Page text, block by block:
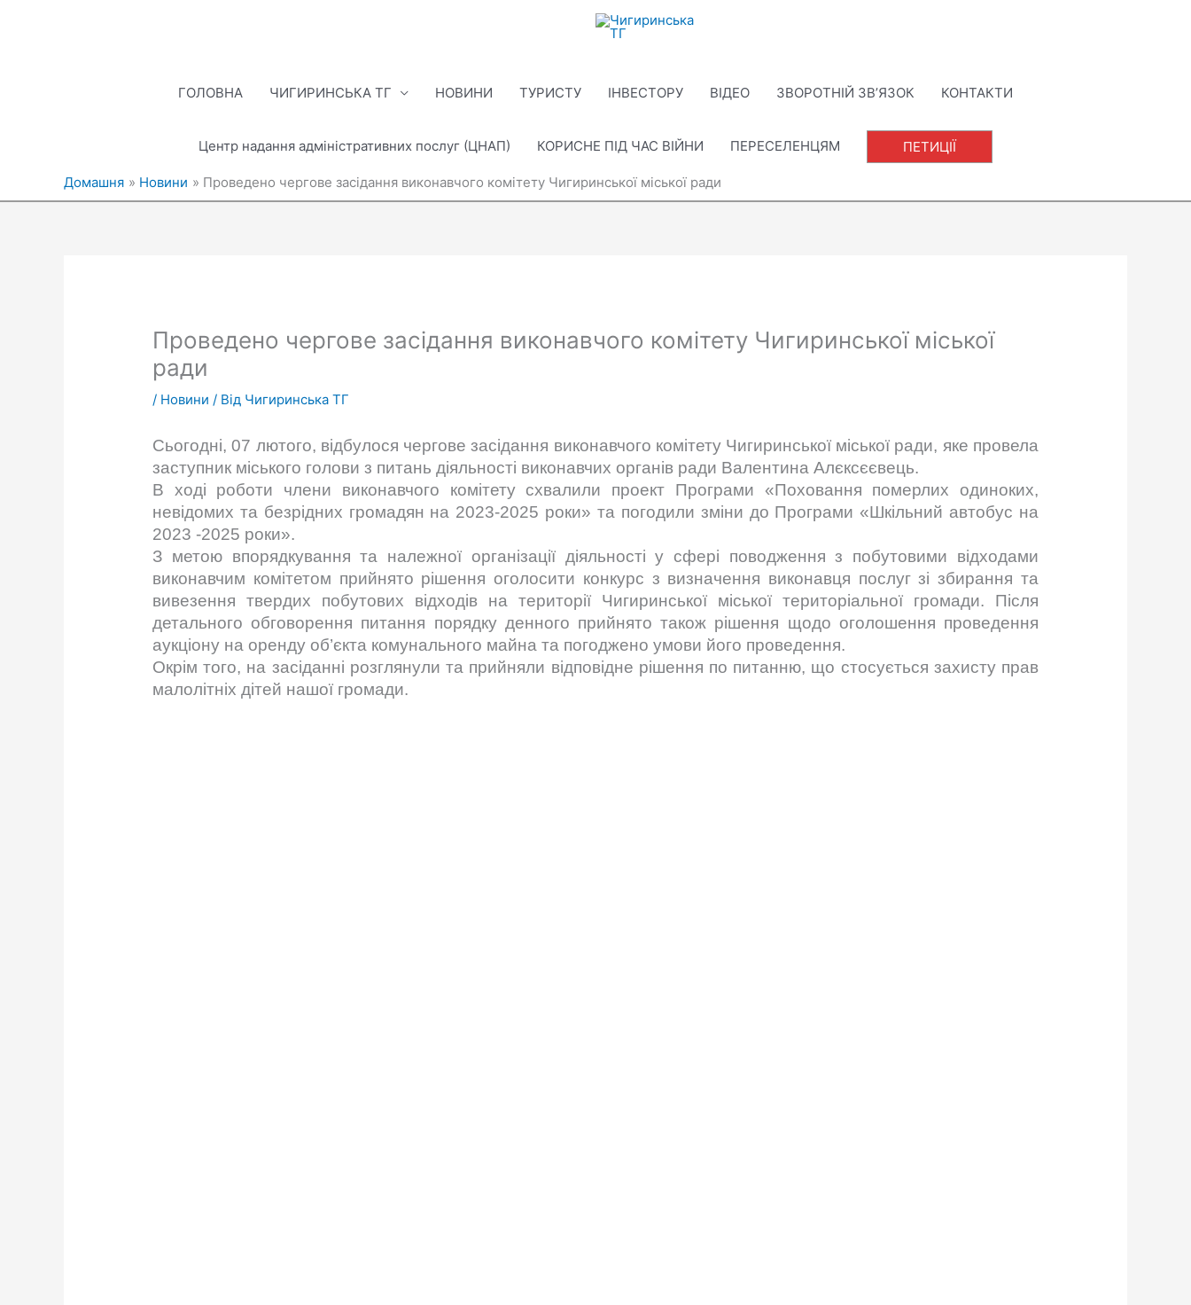
ГОЛОВНА ЧИГИРИНСЬКА ТГ НОВИНИ ТУРИСТУ ІНВЕСТОРУ ВІДЕО ЗВОРОТНІЙ ЗВ’ЯЗОК КОНТАКТИ
Центр надання адміністративних послуг (ЦНАП) КОРИСНЕ ПІД ЧАС ВІЙНИ ПЕРЕСЕЛЕНЦЯМ ПЕТИЦІЇ
Домашня Новини Проведено чергове засідання виконавчого комітету Чигиринської міської ради
Проведено чергове засідання виконавчого комітету Чигиринської міської
ради
/ Новини / Від Чигиринська ТГ
Сьогодні, 07 лютого, відбулося чергове засідання виконавчого комітету Чигиринської міської ради, яке провела
заступник міського голови з питань діяльності виконавчих органів ради Валентина Алєксєєвець.
В ході роботи члени виконавчого комітету схвалили проект Програми «Поховання померлих одиноких,
невідомих та безрідних громадян на 2023-2025 роки» та погодили зміни до Програми «Шкільний автобус на
2023 -2025 роки».
З метою впорядкування та належної організації діяльності у сфері поводження з побутовими відходами
виконавчим комітетом прийнято рішення оголосити конкурс з визначення виконавця послуг зі збирання та
вивезення твердих побутових відходів на території Чигиринської міської територіальної громади. Після
детального обговорення питання порядку денного прийнято також рішення щодо оголошення проведення
аукціону на оренду об’єкта комунального майна та погоджено умови його проведення.
Окрім того, на засіданні розглянули та прийняли відповідне рішення по питанню, що стосується захисту прав
малолітніх дітей нашої громади.